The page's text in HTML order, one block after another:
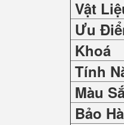
Vật
Ưu
Khoá
Tính
Màu
Bảo